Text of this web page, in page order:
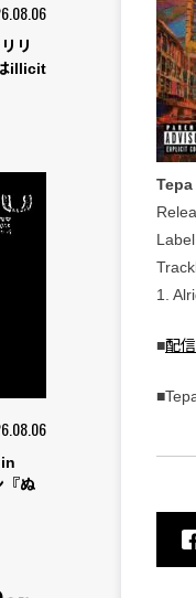
リ
illicit
『ぬ
1.
■配